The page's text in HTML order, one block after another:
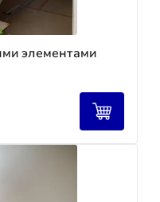
элементами